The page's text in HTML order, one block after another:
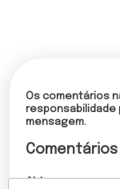
Os comentários
mensagem.
Comentários